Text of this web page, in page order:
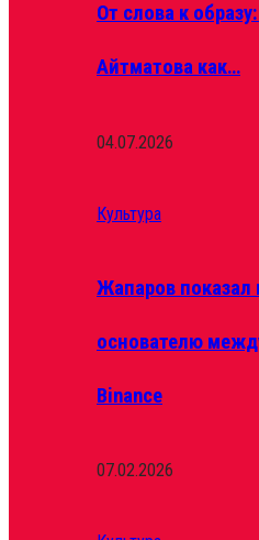
От слова к
Айтматова как…
04.07.2026
Культура
Жапаров показал
основателю
Binance
07.02.2026